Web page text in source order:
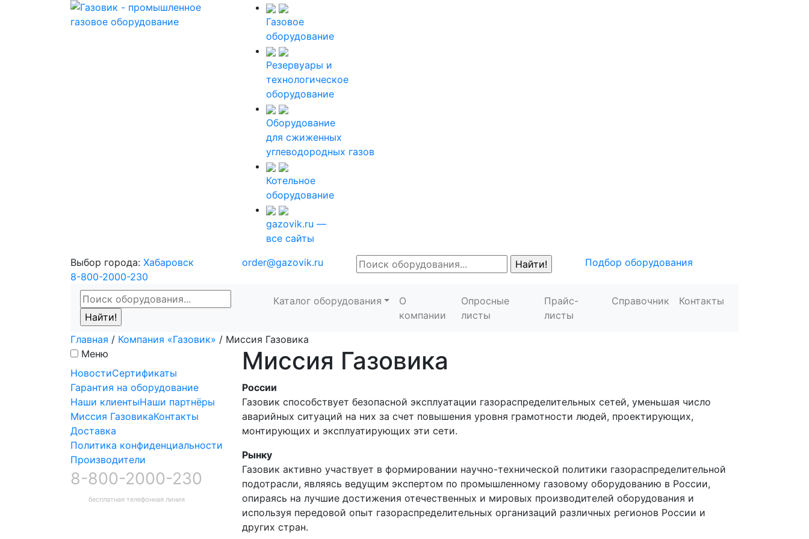
Газовое
оборудование
Резервуары и
технологическое
оборудование
Оборудование
для сжиженных
углеводородных газов
Котельное
оборудование
gazovik.ru —
все сайты
Выбор города: Хабаровск
8-800-2000-230
order@gazovik.ru Подбор оборудования
Каталог оборудования
О
компании
Опросные
листы
Прайс-
листы
Справочник Контакты
Главная / Компания «Газовик» / Миссия Газовика
Меню
НовостиСертификаты
Гарантия на оборудование
Наши клиентыНаши партнёры
Миссия ГазовикаКонтакты
Доставка
Политика конфиденциальности
Производители
8-800-2000-230
бесплатная телефонная линия
Миссия Газовика
России
Газовик способствует безопасной эксплуатации газораспределительных сетей, уменьшая число
аварийных ситуаций на них за счет повышения уровня грамотности людей, проектирующих,
монтирующих и эксплуатирующих эти сети.
Рынку
Газовик активно участвует в формировании научно-технической политики газораспределительной
подотрасли, являясь ведущим экспертом по промышленному газовому оборудованию в России,
опираясь на лучшие достижения отечественных и мировых производителей оборудования и
используя передовой опыт газораспределительных организаций различных регионов России и
других стран.